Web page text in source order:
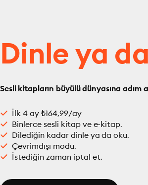
Dinle ya
Sesli kitapların büyülü dünyasına adım
İlk 4 ay ₺164,99/ay
Binlerce sesli kitap ve e-kitap.
Dilediğin kadar dinle ya da oku.
Çevrimdışı modu.
İstediğin zaman iptal et.